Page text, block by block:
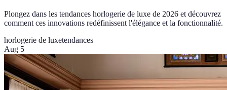
Plongez dans les tendances horlogerie de luxe de 2026 et découvrez
comment ces innovations redéfinissent l'élégance et la fonctionnalité.
horlogerie de luxetendances
Aug 5